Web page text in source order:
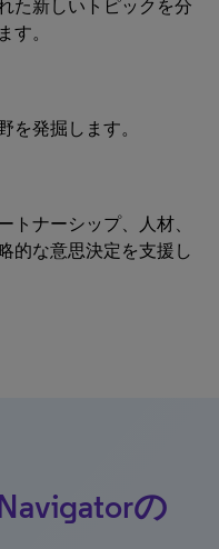
た新しいトピックを分
す。
を発掘します。
トナーシップ、人材、
的な意思決定を支援し
の